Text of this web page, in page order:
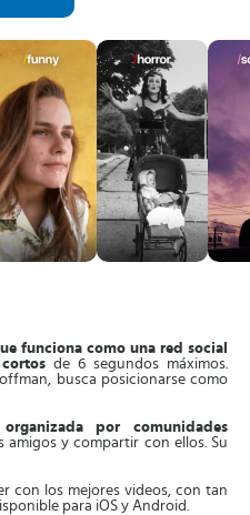
funciona como una red social
cortos de 6 segundos máximos.
busca posicionarse como
por comunidades
amigos y compartir con ellos. Su
con los mejores videos, con tan
para iOS y Android.